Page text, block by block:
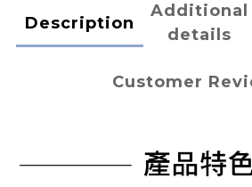
Description
Additional
details
Customer